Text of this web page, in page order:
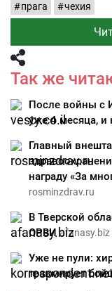
прага чехия
Так же
После войны с
уже 4 месяца, и
Главный
награду «За
rosminzdrav.ru
В Тверской
ОРВИafanasy.biz
Уже не пули:
травмирует